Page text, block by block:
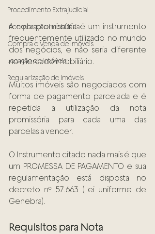
Procedimento Extrajudicial
Incorporação Imobiliária
Compra e Venda de Imóveis
Locação de Imóveis
Regularização de Imóveis
A nota promissória é um instrumento
frequentemente utilizado no mundo
dos negócios, e não seria diferente
no mercado imobiliário.
Muitos imóveis são negociados com
forma de pagamento parcelada e é
repetida a utilização da nota
promissória para cada uma das
parcelas a vencer.
O Instrumento citado nada mais é que
um PROMESSA DE PAGAMENTO e sua
regulamentação está disposta no
decreto nº 57.663 (Lei uniforme de
Genebra).
Requisitos para Nota